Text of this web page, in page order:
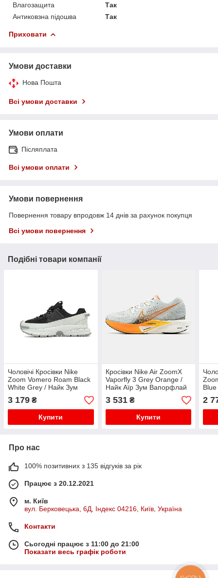
Влагозащита
Так
Антиковзна підошва
Так
Приховати
Умови доставки
Нова Пошта
Всі умови доставки
Умови оплати
Післяплата
Всі умови оплати
Умови повернення
Повернення товару впродовж 14 днів за рахунок покупця
Всі умови повернення
Подібні товари компанії
Чоловічі Кросівки Nike
Zoom Vomero Roam Black
White Grey / Найк Зум
Вомеро Роум Чорні з
Білим та Сірим
3 179 ₴
Купити
Кросівки Nike Air ZoomX
Vaporfly 3 Grey Orange /
Найк Аїр Зум Вапорфлай
3 Сірі з Помаранчевим
3 531₴
Купити
та
2
Про нас
100% позитивних з 135 відгуків за рік
Працює з 20.12.2021
м. Київ
вул. Берковецька, 6Д, Індекс 04216, Київ, Україна
Контакти
Сьогодні працює з 11:00 до 21:00
Показати весь графік роботи